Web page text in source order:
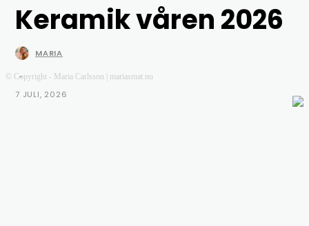
Keramik våren 2026
MARIA
-
7 JULI, 2026
© Copyright - Maria Carlsson | mariasmat.nu